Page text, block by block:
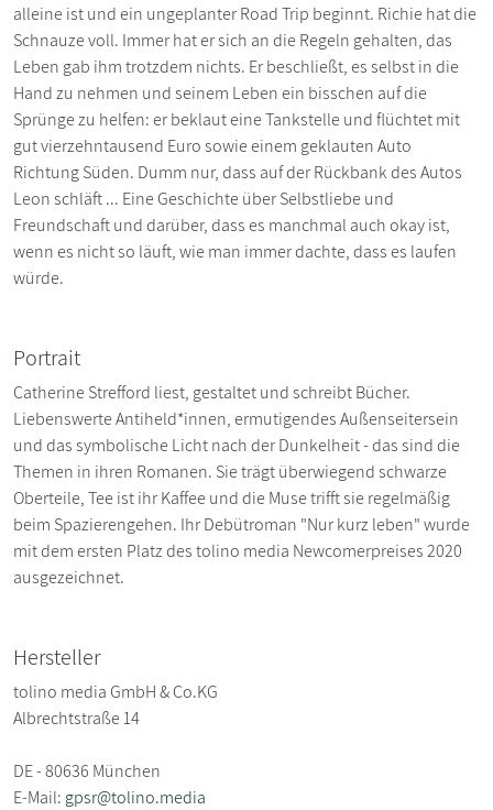
alleine ist und ein ungeplanter Road Trip beginnt. Richie hat die
Schnauze voll. Immer hat er sich an die Regeln gehalten, das
Leben gab ihm trotzdem nichts. Er beschließt, es selbst in die
Hand zu nehmen und seinem Leben ein bisschen auf die
Sprünge zu helfen: er beklaut eine Tankstelle und flüchtet mit
gut vierzehntausend Euro sowie einem geklauten Auto
Richtung Süden. Dumm nur, dass auf der Rückbank des Autos
Leon schläft ... Eine Geschichte über Selbstliebe und
Freundschaft und darüber, dass es manchmal auch okay ist,
wenn es nicht so läuft, wie man immer dachte, dass es laufen
würde.
Portrait
Catherine Strefford liest, gestaltet und schreibt Bücher.
Liebenswerte Antiheld*innen, ermutigendes Außenseitersein
und das symbolische Licht nach der Dunkelheit - das sind die
Themen in ihren Romanen. Sie trägt überwiegend schwarze
Oberteile, Tee ist ihr Kaffee und die Muse trifft sie regelmäßig
beim Spazierengehen. Ihr Debütroman "Nur kurz leben" wurde
mit dem ersten Platz des tolino media Newcomerpreises 2020
ausgezeichnet.
Hersteller
tolino media GmbH & Co.KG
Albrechtstraße 14
DE - 80636 München
E-Mail: gpsr@tolino.media